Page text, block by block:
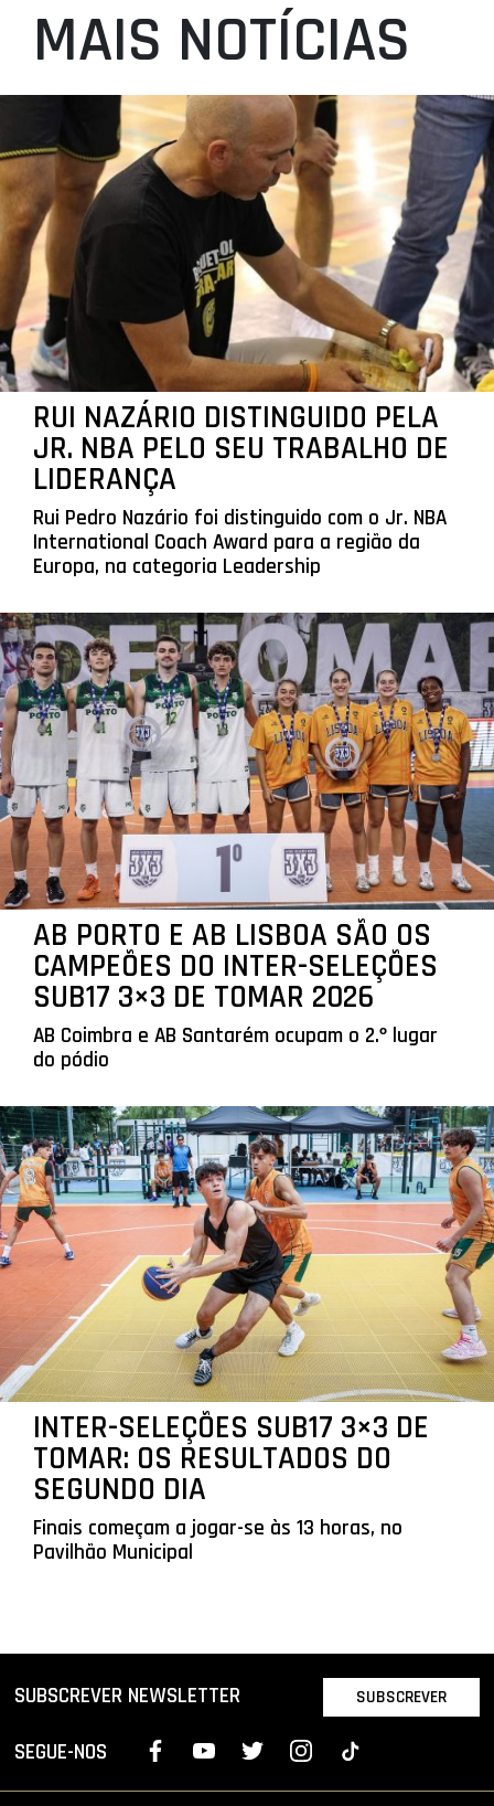
MAIS NOTÍCIAS
RUI NAZÁRIO DISTINGUIDO PELA
JR. NBA PELO SEU TRABALHO DE
LIDERANÇA
Rui Pedro Nazário foi distinguido com o Jr. NBA
International Coach Award para a região da
Europa, na categoria Leadership
AB PORTO E AB LISBOA SÃO OS
CAMPEÕES DO INTER-SELEÇÕES
SUB17 3×3 DE TOMAR 2026
AB Coimbra e AB Santarém ocupam o 2.º lugar
do pódio
INTER-SELEÇÕES SUB17 3×3 DE
TOMAR: OS RESULTADOS DO
SEGUNDO DIA
Finais começam a jogar-se às 13 horas, no
Pavilhão Municipal
SUBSCREVER NEWSLETTER SUBSCREVER
SEGUE-NOS